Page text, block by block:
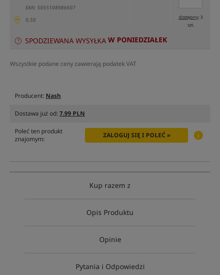
EAN: 5055108986607
0,50
dostępny: 3
szt.
SPODZIEWANA WYSYŁKA W PONIEDZIAŁEK
Wszystkie podane ceny zawierają podatek VAT
Producent: Nash
Dostawa już od:7.99 PLN
Poleć ten produkt
znajomym:
ZALOGUJ SIĘ I POLEĆ »
Kup razem z
Opis Produktu
Opinie
Pytania i Odpowiedzi